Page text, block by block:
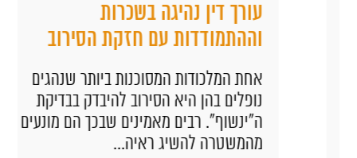
עורך דין נהיגה בשכרות
וההתמודדות עם חזקת הסירוב
אחת המלכודות המסוכנות ביותר שנהגים
נופלים בהן היא הסירוב להיבדק בבדיקת
ה"ינשוף". רבים מאמינים שבכך הם מונעים
מהמשטרה להשיג ראיה...